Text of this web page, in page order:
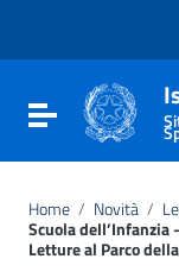
Vai al footer
Attiva /
Home / Novità /
Scuola
Letture al Parco